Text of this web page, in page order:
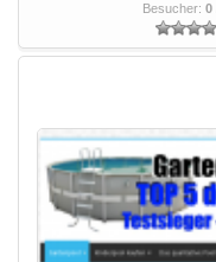
Besucher: 0